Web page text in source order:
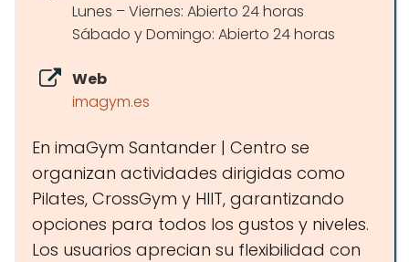
Lunes – Viernes: Abierto 24 horas
Sábado y Domingo: Abierto 24 horas
Web
imagym.es
En imaGym Santander | Centro se
organizan actividades dirigidas como
Pilates, CrossGym y HIIT, garantizando
opciones para todos los gustos y niveles.
Los usuarios aprecian su flexibilidad con